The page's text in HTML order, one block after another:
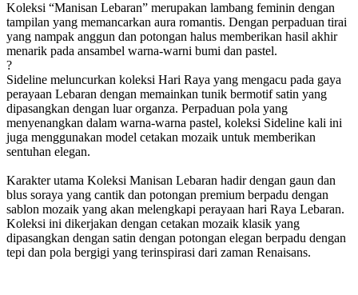
Koleksi “Manisan Lebaran” merupakan lambang feminin dengan
tampilan yang memancarkan aura romantis. Dengan perpaduan tirai
yang nampak anggun dan potongan halus memberikan hasil akhir
menarik pada ansambel warna-warni bumi dan pastel.
?
Sideline meluncurkan koleksi Hari Raya yang mengacu pada gaya
perayaan Lebaran dengan memainkan tunik bermotif satin yang
dipasangkan dengan luar organza. Perpaduan pola yang
menyenangkan dalam warna-warna pastel, koleksi Sideline kali ini
juga menggunakan model cetakan mozaik untuk memberikan
sentuhan elegan.
Karakter utama Koleksi Manisan Lebaran hadir dengan gaun dan
blus soraya yang cantik dan potongan premium berpadu dengan
sablon mozaik yang akan melengkapi perayaan hari Raya Lebaran.
Koleksi ini dikerjakan dengan cetakan mozaik klasik yang
dipasangkan dengan satin dengan potongan elegan berpadu dengan
tepi dan pola bergigi yang terinspirasi dari zaman Renaisans.